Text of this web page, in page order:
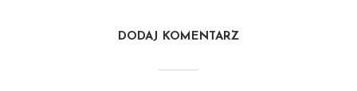
DODAJ KOMENTARZ